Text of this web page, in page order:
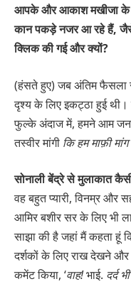
आपके और आकाश मखीजा के
कान पकड़े नजर आ रहे हैं, जैसे
क्लिक की गई और क्यों?
(हंसते हुए) जब अंतिम फैसला
दृश्य के लिए इकट्ठा हुई
फुल्के अंदाज में, हमने आम
तस्वीर मांगी कि हम माफ़ी
सोनाली बेंद्रे से मुलाकात
वह बहुत प्यारी, विनम्र और
आमिर बशीर सर के लिए भी
साझा की है जहां मैं कहता हूं
दर्शकों के लिए राख देखने
कमेंट किया, ‘वाह!भाई. दर्द